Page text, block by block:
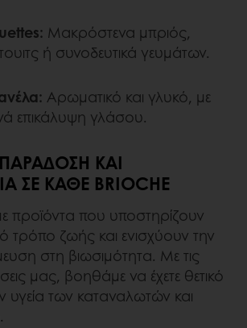
Μακρόστενα μπριός,
ή συνοδευτικά γευμάτων.
Αρωματικό και γλυκό, με
επικάλυψη γλάσου.
ΚΑΙ
ΣΕ ΚΆΘΕ BRIOCHE
προϊόντα που υποστηρίζουν
τρόπο ζωής και ενισχύουν την
στη βιωσιμότητα. Με τις
μας, βοηθάμε να έχετε θετικό
υγεία των καταναλωτών και